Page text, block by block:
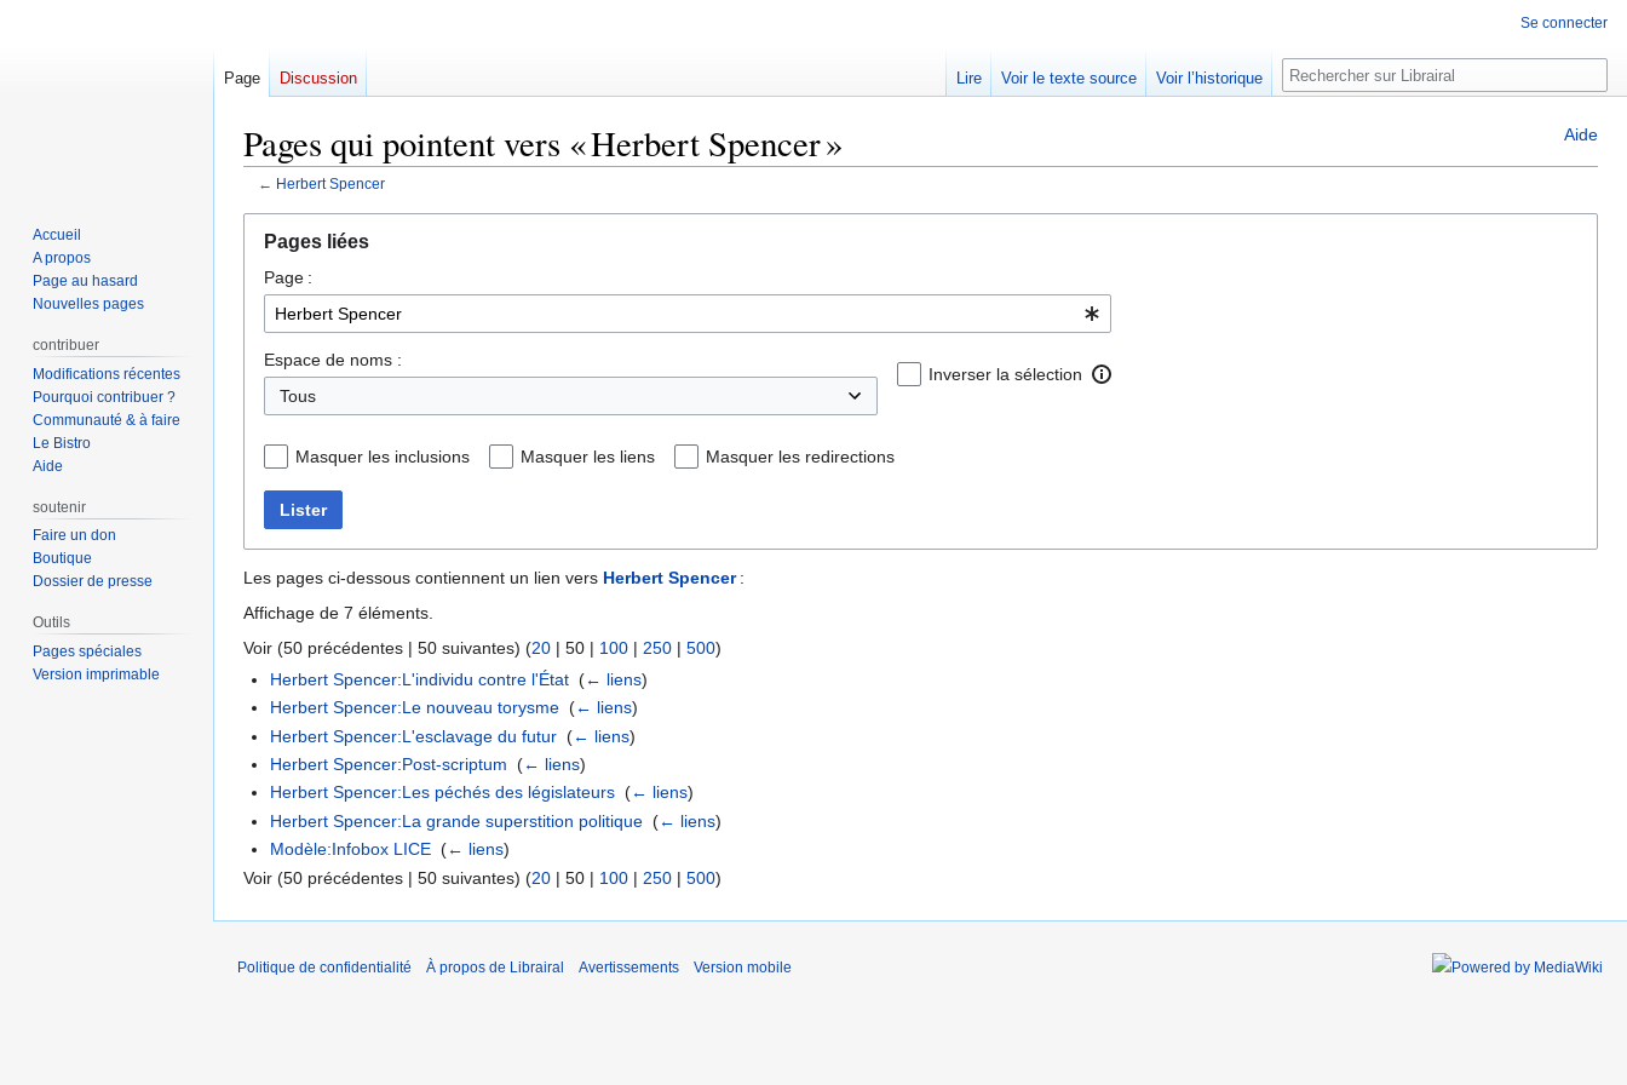
Aide
Pages qui pointent vers « Herbert Spencer »
← Herbert Spencer
navigation
recherche
Pages liées
Page :
Espace de noms :
Inverser la sélection
Masquer les inclusions Masquer les liens Masquer les redirections
Lister
Les pages ci-dessous contiennent un lien vers Herbert Spencer:
Affichage de 7 éléments.
Voir (50 précédentes | 50 suivantes) (20 | 50 | 100 | 250 | 500)
Herbert Spencer:L'individu contre l'État ‎(← liens)
Herbert Spencer:Le nouveau torysme ‎(← liens)
Herbert Spencer:L'esclavage du futur ‎(← liens)
Herbert Spencer:Post-scriptum ‎(← liens)
Herbert Spencer:Les péchés des législateurs ‎(← liens)
Herbert Spencer:La grande superstition politique ‎(← liens)
Modèle:Infobox LICE ‎(← liens)
Voir (50 précédentes | 50 suivantes) (20 | 50 | 100 | 250 | 500)
Se connecter
Page Discussion Lire Voir le texte source Voir l’historique Rechercher
Accueil
A propos
Page au hasard
Nouvelles pages
contribuer
Modifications récentes
Pourquoi contribuer ?
Communauté & à faire
Le Bistro
Aide
soutenir
Faire un don
Boutique
Dossier de presse
Outils
Pages spéciales
Version imprimable
Politique de confidentialité À propos de Librairal Avertissements Version mobile